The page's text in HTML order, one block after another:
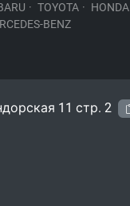
· TOYOTA · HONDA
BENZ
11 стр. 2